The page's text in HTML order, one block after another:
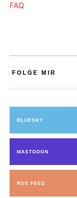
FAQ
FOLGE MIR
BLUESKY
MASTODON
RSS FEED